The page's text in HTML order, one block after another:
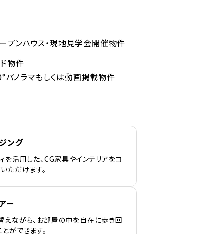
プンハウス・現地見学会開催物件
物件
パノラマもしくは動画掲載物件
ング
を活用した、CG家具やインテリアをコ
ただけます。
ー
えながら、お部屋の中を自在に歩き回
ができます。